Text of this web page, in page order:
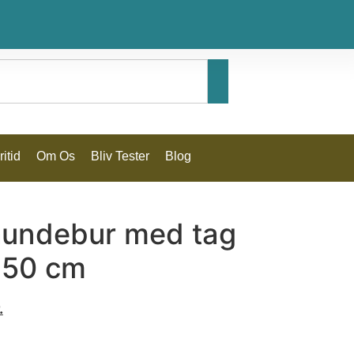
Om Os Bliv Tester Blog
med tag
cm